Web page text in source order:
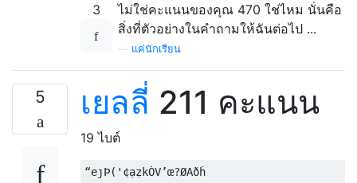
3
ไม่ใช่คะแนนของคุณ 470 ใช่ไหม นั่นคือ
สิ่งที่ตัวอย่างในคำถามให้ฉันต่อไป ...
แค่นักเรียน
5 เยลลี่ 211 คะแนน
19 ไบต์